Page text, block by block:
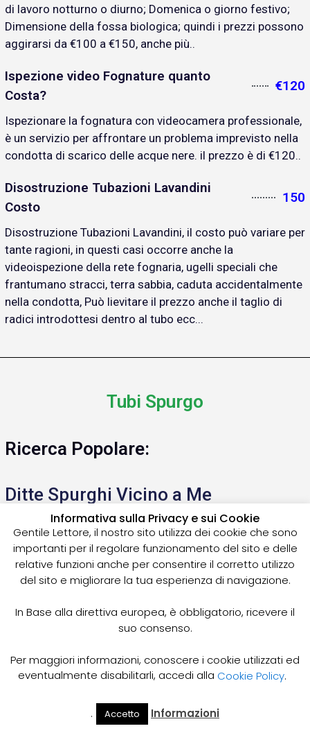
di lavoro notturno o diurno; Domenica o giorno festivo;
Dimensione della fossa biologica; quindi i prezzi possono
aggirarsi da €100 a €150, anche più..
Ispezione video Fognature quanto
Costa?
€120
Ispezionare la fognatura con videocamera professionale,
è un servizio per affrontare un problema imprevisto nella
condotta di scarico delle acque nere. il prezzo è di €120..
Disostruzione Tubazioni Lavandini
Costo
150
Disostruzione Tubazioni Lavandini, il costo può variare per
tante ragioni, in questi casi occorre anche la
videoispezione della rete fognaria, ugelli speciali che
frantumano stracci, terra sabbia, caduta accidentalmente
nella condotta, Può lievitare il prezzo anche il taglio di
radici introdottesi dentro al tubo ecc...
Tubi Spurgo
Ricerca Popolare:
Ditte Spurghi Vicino a Me
Tecnospurghi Livorno
COME QUANTIFICARE IL COSTO DELLO SPURGO POZZI
NERI
Read More »
Ripariamo Le Tubazioni
dall'interno senza scavo |
Oggi si può riparare internamente i condotti acqua pulita e
Cerca Il Mio
Informativa sulla Privacy e sui Cookie
Gentile Lettore, il nostro sito utilizza dei cookie che sono
importanti per il regolare funzionamento del sito e delle
relative funzioni anche per consentire il corretto utilizzo
del sito e migliorare la tua esperienza di navigazione.
In Base alla direttiva europea, è obbligatorio, ricevere il
suo consenso.
Per maggiori informazioni, conoscere i cookie utilizzati ed
eventualmente disabilitarli, accedi alla Cookie Policy.
. Accetto Informazioni